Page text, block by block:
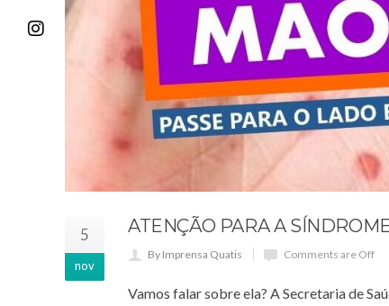
5
nov
ATENÇÃO PARA A
By Imprensa Quatis Comments are Off
Vamos falar sobre ela? A Secretaria de